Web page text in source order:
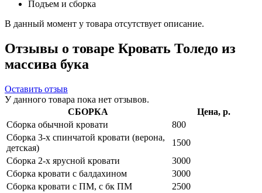
Подъем и сборка
В данный момент у товара отсутствует описание.
Отзывы о товаре Кровать Толедо из
массива бука
Оставить отзыв
У данного товара пока нет отзывов.
СБОРКА
Цена, р.
Сборка обычной кровати
800
Сборка 3-х спинчатой кровати (верона,
детская)
1500
Сборка 2-х ярусной кровати
3000
Сборка кровати с балдахином
3000
Сборка кровати с ПМ, с бк ПМ
2500